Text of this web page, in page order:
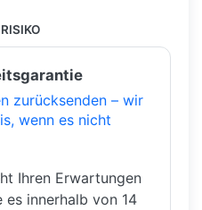
zurücksenden – wir
wenn es nicht
Ihren Erwartungen
es innerhalb von 14